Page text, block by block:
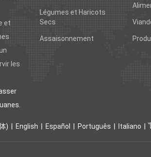
et
les
Légumes et Haricots
Secs
Assaisonnement
) English Español Português Italiano